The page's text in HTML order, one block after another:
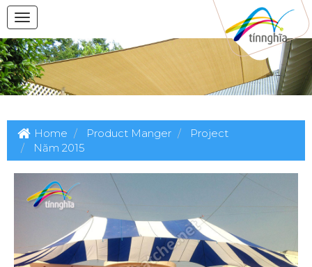
Home Product Manger
Project
Năm 2015